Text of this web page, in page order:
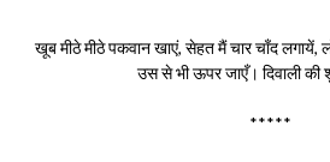
खूब मीठे मीठे पकवान खाएं, सेहत मैं चार चाँद लगायें,
उस से भी ऊपर जाएँ। दिवाली की
*****